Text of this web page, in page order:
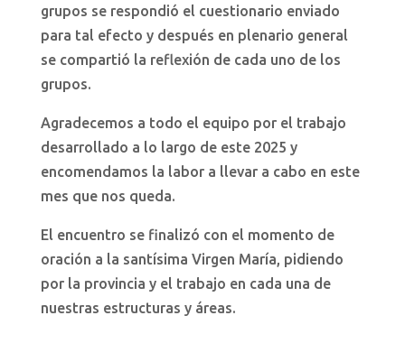
grupos se respondió el cuestionario enviado
para tal efecto y después en plenario general
se compartió la reflexión de cada uno de los
grupos.
Agradecemos a todo el equipo por el trabajo
desarrollado a lo largo de este 2025 y
encomendamos la labor a llevar a cabo en este
mes que nos queda.
El encuentro se finalizó con el momento de
oración a la santísima Virgen María, pidiendo
por la provincia y el trabajo en cada una de
nuestras estructuras y áreas.